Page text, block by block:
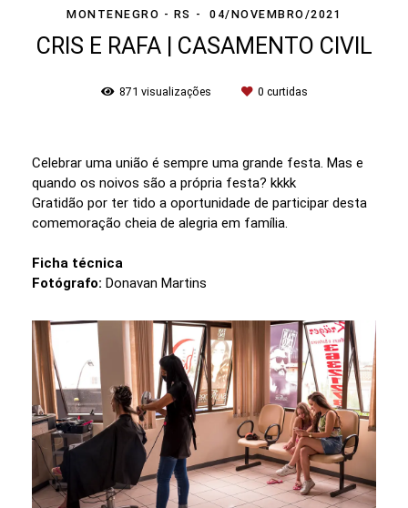
MONTENEGRO - RS
04/NOVEMBRO/2021
CRIS E RAFA | CASAMENTO CIVIL
871 visualizações 0 curtidas
Celebrar uma união é sempre uma grande festa. Mas e
quando os noivos são a própria festa? kkkk
Gratidão por ter tido a oportunidade de participar desta
comemoração cheia de alegria em família.
Ficha técnica
Fotógrafo: Donavan Martins